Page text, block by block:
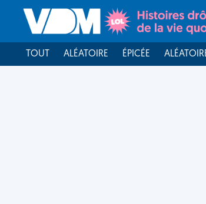
TOUT ALÉATOIRE ÉPICÉE